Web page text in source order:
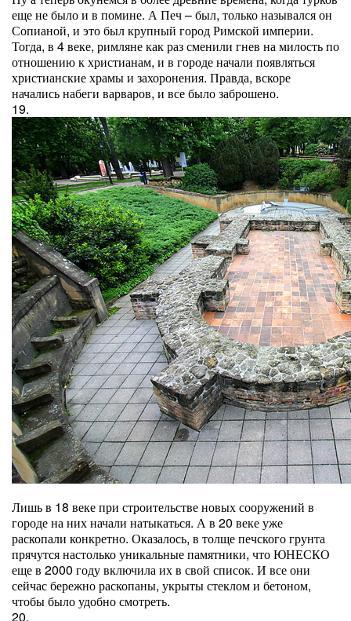
еще не было и в помине. А Печ – был, только назывался он
Сопианой, и это был крупный город Римской империи.
Тогда, в 4 веке, римляне как раз сменили гнев на милость по
отношению к христианам, и в городе начали появляться
христианские храмы и захоронения. Правда, вскоре
начались набеги варваров, и все было заброшено.
19.
Лишь в 18 веке при строительстве новых сооружений в
городе на них начали натыкаться. А в 20 веке уже
раскопали конкретно. Оказалось, в толще печского грунта
прячутся настолько уникальные памятники, что ЮНЕСКО
еще в 2000 году включила их в свой список. И все они
сейчас бережно раскопаны, укрыты стеклом и бетоном,
чтобы было удобно смотреть.
20.